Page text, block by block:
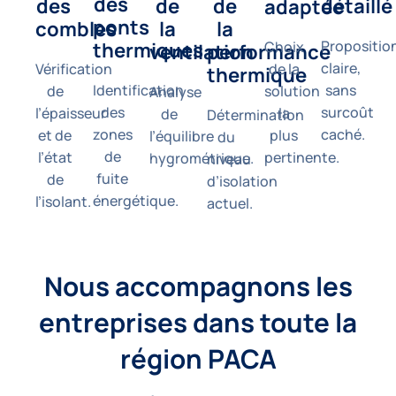
des
combles
Vérification
de
l’épaisseur
et de
l’état
de
l’isolant.
ponts
thermiques
Identification
des
zones
de
fuite
énergétique.
de
la
ventilation
Analyse
de
l’équilibre
hygrométrique.
de
la
performance
thermique
Détermination
du
niveau
d’isolation
actuel.
adaptée
Choix
de la
solution
la
plus
pertinente.
claire,
sans
surcoût
caché.
Nous accompagnons les
entreprises dans toute la
région PACA